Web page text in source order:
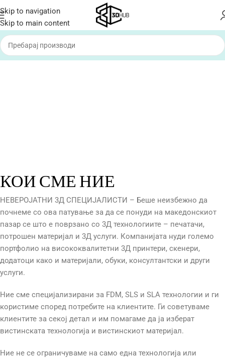
Skip to navigation
Skip to main content
КОИ СМЕ НИЕ
НЕВЕРОЈАТНИ 3Д СПЕЦИЈАЛИСТИ – Беше неизбежно да
почнеме со ова патување за да се понуди на македонскиот
пазар се што е поврзано со 3Д технологиите – печатачи,
потрошен материјал и 3Д услуги. Компанијата нуди големо
портфолио на висококвалитетни 3Д принтери, скенери,
додатоци како и материјали, обуки, консултантски и други
услуги.
Ние сме специјализирани за FDM, SLS и SLA технологии и ги
користиме според потребите на клиентите. Ги советуваме
клиентите за секој детал и им помагаме да ја изберат
вистинската технологија и вистинскиот материјал.
Ние не се ограничуваме на само една технологија или